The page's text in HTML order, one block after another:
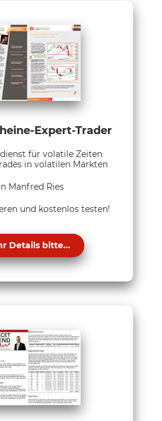
Expert-Trader
für volatile Zeiten
in volatilen Märkten
Manfred Ries
und kostenlos testen!
Details bitte...